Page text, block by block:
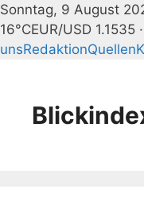
Sonntag, 9 August
16°CEUR/USD 1.1535
unsRedaktionQuellen
springen